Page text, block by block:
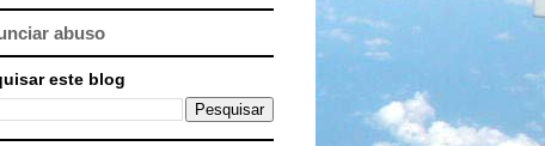
abuso
este blog